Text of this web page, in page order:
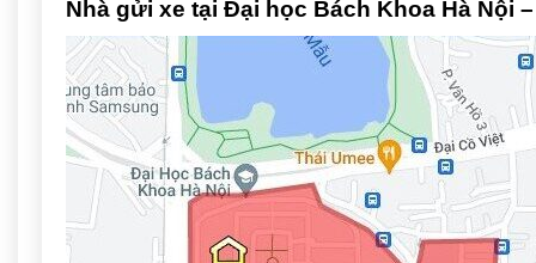
Nhà gửi xe tại Đại học Bách Khoa Hà Nội